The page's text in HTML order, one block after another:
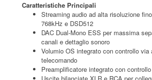
Caratteristiche Principali
Streaming audio ad alta risoluzione
768kHz e DSD512
DAC Dual-Mono ESS per massima
canali e dettaglio sonoro
Volumio OS integrato con controllo via
telecomando
Preamplificatore integrato con